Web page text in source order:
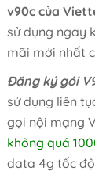
v90c của
sử dụng ngay
mãi mới nhất
Đăng ký gói
sử dụng liên
gọi nội mạng
không quá
data 4g tốc độ